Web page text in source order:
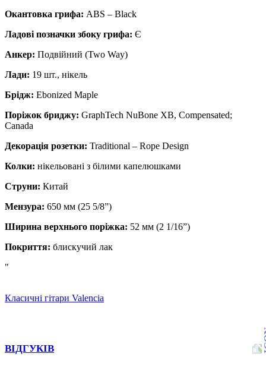
Окантовка грифа: ABS – Black
Ладові позначки збоку грифа: Є
Анкер: Подвійний (Two Way)
Лади: 19 шт., нікель
Брідж: Ebonized Maple
Поріжок бриджу: GraphTech NuBone XB, Compensated;
Canada
Декорація розетки: Traditional – Rope Design
Колки: нікельовані з білими капелюшками
Струни: Китай
Мензура: 650 мм (25 5/8”)
Ширина верхнього поріжка: 52 мм (2 1/16”)
Покриття: блискучий лак
"
Класичні гітари Valencia
ВІДГУКІВ